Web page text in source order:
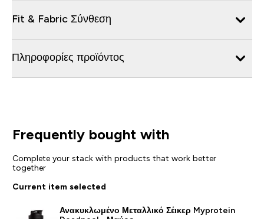
Fit & Fabric Σύνθεση
Πληροφορίες προϊόντος
Frequently bought with
Complete your stack with products that work better
together
Current item selected
Ανακυκλωμένο Μεταλλικό Σέικερ Myprotein